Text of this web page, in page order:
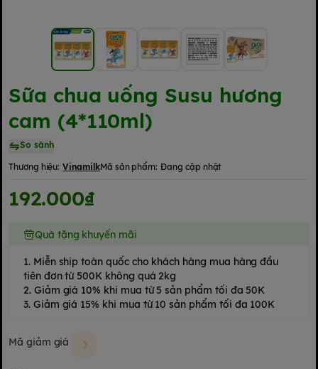
Sữa chua uống Susu hương
cam (4*110ml)
So sánh
Thương hiệu: VinamilkMã sản phẩm: Đang cập nhật
192.000₫
Quà tặng khuyến mãi
1. Miễn ship toàn quốc cho khách hàng mua hàng đầu
tiên đơn từ 500K không quá 2kg
2. Giảm giá 10% khi mua từ 5 sản phẩm tối đa 50K
3. Giảm giá 15% khi mua từ 10 sản phẩm tối đa 100K
Mã giảm giá